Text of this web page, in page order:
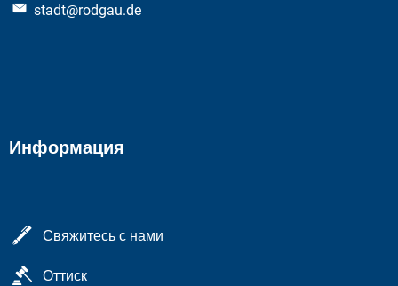
stadt@rodgau.de
Информация
Свяжитесь с нами
Оттиск